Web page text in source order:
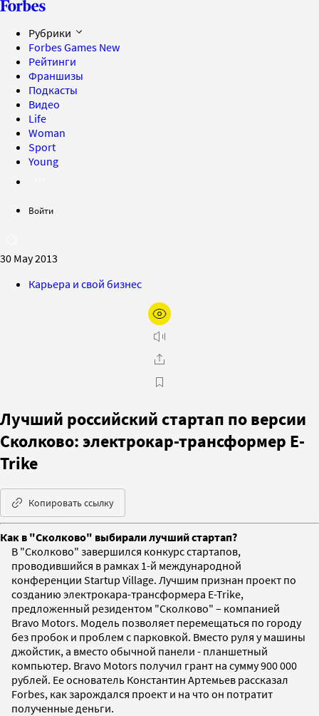
Рубрики
Forbes Games New
Рейтинги
Франшизы
Подкасты
Видео
Life
Woman
Sport
Young
Войти
30 May 2013
Карьера и свой бизнес
Лучший российский стартап по версии
Сколково: электрокар-трансформер E-
Trike
Копировать ссылку
Как в "Сколково" выбирали лучший стартап?
В "Сколково" завершился конкурс стартапов,
проводившийся в рамках 1-й международной
конференции Startup Village. Лучшим признан проект по
созданию электрокара-трансформера E-Trike,
предложенный резидентом "Сколково" – компанией
Bravo Motors. Модель позволяет перемещаться по городу
без пробок и проблем с парковкой. Вместо руля у машины
джойстик, а вместо обычной панели - планшетный
компьютер. Bravo Motors получил грант на сумму 900 000
рублей. Ее основатель Константин Артемьев рассказал
Forbes, как зарождался проект и на что он потратит
полученные деньги.